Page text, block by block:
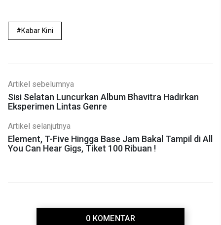
Kabar Kini
Artikel sebelumnya
Sisi Selatan Luncurkan Album Bhavitra Hadirkan
Eksperimen Lintas Genre
Artikel selanjutnya
Element, T-Five Hingga Base Jam Bakal Tampil di All
You Can Hear Gigs, Tiket 100 Ribuan !
0 KOMENTAR